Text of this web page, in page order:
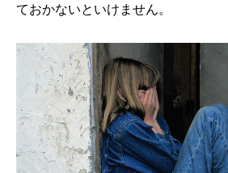
ておかないといけません。